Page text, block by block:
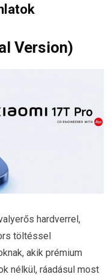
Version)
hardverrel,
töltéssel
akik prémium
nélkül, ráadásul most